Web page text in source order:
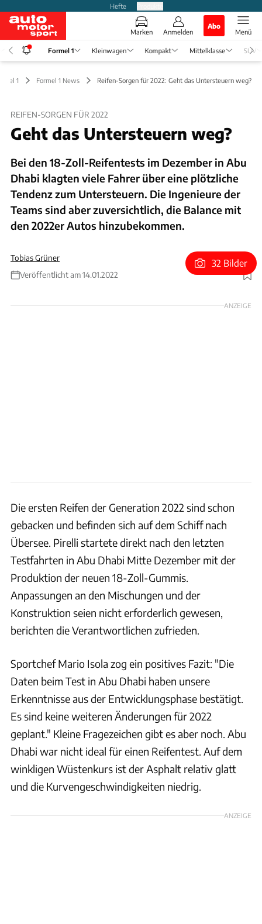
Hefte
Marken Anmelden
Abo
Menü
Formel 1 Kleinwagen Kompakt Mittelklasse SUV
1 Formel 1 News Reifen-Sorgen für 2022: Geht das Untersteuern weg?
REIFEN-SORGEN FÜR 2022
Geht das Untersteuern weg?
Bei den 18-Zoll-Reifentests im Dezember in Abu
Dhabi klagten viele Fahrer über eine plötzliche
Tendenz zum Untersteuern. Die Ingenieure der
Teams sind aber zuversichtlich, die Balance mit
den 2022er Autos hinzubekommen.
Tobias Grüner
Veröffentlicht am 14.01.2022
Foto: Motorsport Images
32 Bilder
ANZEIGE
Die ersten Reifen der Generation 2022 sind schon
gebacken und befinden sich auf dem Schiff nach
Übersee. Pirelli startete direkt nach den letzten
Testfahrten in Abu Dhabi Mitte Dezember mit der
Produktion der neuen 18-Zoll-Gummis.
Anpassungen an den Mischungen und der
Konstruktion seien nicht erforderlich gewesen,
berichten die Verantwortlichen zufrieden.
Sportchef Mario Isola zog ein positives Fazit: "Die
Daten beim Test in Abu Dhabi haben unsere
Erkenntnisse aus der Entwicklungsphase bestätigt.
Es sind keine weiteren Änderungen für 2022
geplant." Kleine Fragezeichen gibt es aber noch. Abu
Dhabi war nicht ideal für einen Reifentest. Auf dem
winkligen Wüstenkurs ist der Asphalt relativ glatt
und die Kurvengeschwindigkeiten niedrig.
ANZEIGE